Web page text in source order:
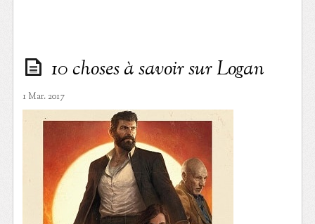
10 choses à savoir sur Logan
1 Mar. 2017